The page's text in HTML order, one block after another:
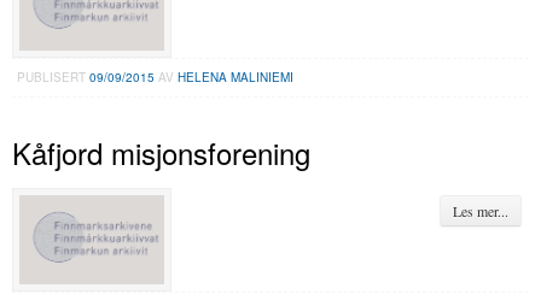
PUBLISERT09/09/2015 AVHELENA MALINIEMI
Kåfjord misjonsforening
Les mer...